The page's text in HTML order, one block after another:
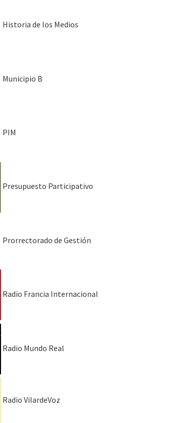
Historia de los Medios
Municipio B
PIM
Presupuesto Participativo
Prorrectorado de Gestión
Radio Francia Internacional
Radio Mundo Real
Radio VilardeVoz